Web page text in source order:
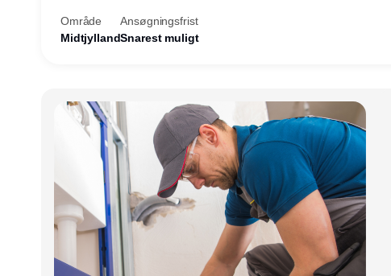
Område
Midtjylland
Ansøgningsfrist
Snarest muligt